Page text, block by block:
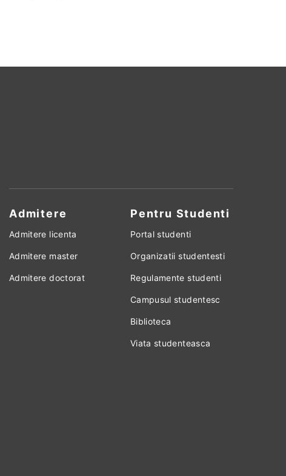
Admitere
Admitere licenta
Admitere master
Admitere doctorat
Pentru Studenti
Portal studenti
Organizatii studentesti
Regulamente studenti
Campusul studentesc
Biblioteca
Viata studenteasca